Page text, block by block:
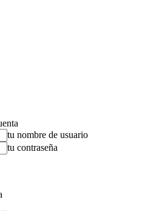
tu nombre de usuario
tu contraseña